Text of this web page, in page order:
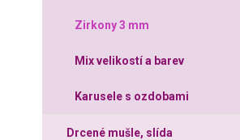
Zirkony 3 mm
Mix velikostí a barev
Karusele s ozdobami
Drcené mušle, slída